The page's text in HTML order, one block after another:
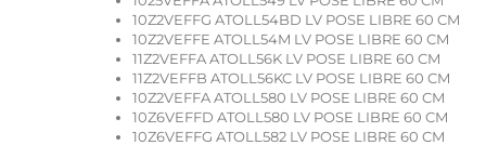
10Z2VEFFG ATOLL54BD LV POSE LIBRE 60 CM
10Z2VEFFE ATOLL54M LV POSE LIBRE 60 CM
11Z2VEFFA ATOLL56K LV POSE LIBRE 60 CM
11Z2VEFFB ATOLL56KC LV POSE LIBRE 60 CM
10Z2VEFFA ATOLL580 LV POSE LIBRE 60 CM
10Z6VEFFD ATOLL580 LV POSE LIBRE 60 CM
10Z6VEFFG ATOLL582 LV POSE LIBRE 60 CM